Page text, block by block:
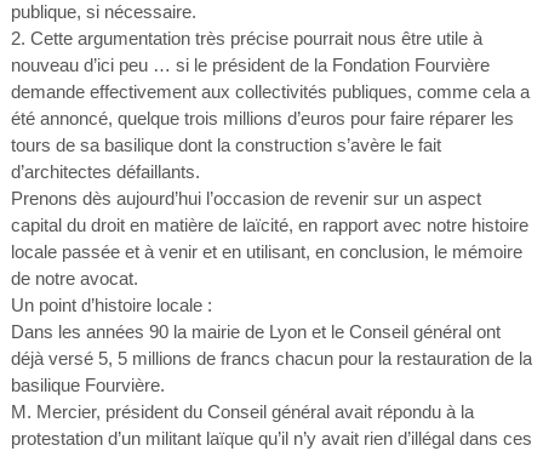
publique, si nécessaire.
2. Cette argumentation très précise pourrait nous être utile à
nouveau d’ici peu … si le président de la Fondation Fourvière
demande effectivement aux collectivités publiques, comme cela a
été annoncé, quelque trois millions d’euros pour faire réparer les
tours de sa basilique dont la construction s’avère le fait
d’architectes défaillants.
Prenons dès aujourd’hui l’occasion de revenir sur un aspect
capital du droit en matière de laïcité, en rapport avec notre histoire
locale passée et à venir et en utilisant, en conclusion, le mémoire
de notre avocat.
Un point d’histoire locale :
Dans les années 90 la mairie de Lyon et le Conseil général ont
déjà versé 5, 5 millions de francs chacun pour la restauration de la
basilique Fourvière.
M. Mercier, président du Conseil général avait répondu à la
protestation d’un militant laïque qu’il n’y avait rien d’illégal dans ces